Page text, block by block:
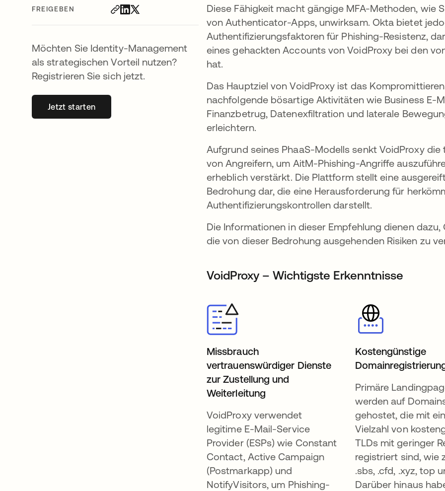
FREIGEBEN
Möchten Sie Identity-Management
als strategischen Vorteil nutzen?
Registrieren Sie sich jetzt.
Jetzt startenwird in einer neuen Registerkarte geöffnet
Diese Fähigkeit macht gängige MFA-Methoden, wie
von Authenticator-Apps, unwirksam. Okta bietet
Authentifizierungsfaktoren für Phishing-Resistenz,
eines gehackten Accounts von VoidProxy bei den
hat.
Das Hauptziel von VoidProxy ist das
nachfolgende bösartige Aktivitäten wie Business E-
Finanzbetrug, Datenexfiltration und laterale
erleichtern.
Aufgrund seines PhaaS-Modells senkt VoidProxy
von Angreifern, um AitM-Phishing-Angriffe
erheblich verstärkt. Die Plattform stellt eine
Bedrohung dar, die eine Herausforderung für
Authentifizierungskontrollen darstellt.
Die Informationen in dieser Empfehlung dienen
die von dieser Bedrohung ausgehenden Risiken zu
VoidProxy – Wichtigste Erkenntnisse
Missbrauch
vertrauenswürdiger Dienste
zur Zustellung und
Weiterleitung
VoidProxy verwendet
legitime E-Mail-Service
Provider (ESPs) wie Constant
Contact, Active Campaign
(Postmarkapp) und
NotifyVisitors, um Phishing-
Kostengünstige
Primäre
werden auf
gehostet, die mit
Vielzahl von
TLDs mit geringer
registriert sind, wie
.sbs, .cfd, .xyz, top
Darüber hinaus